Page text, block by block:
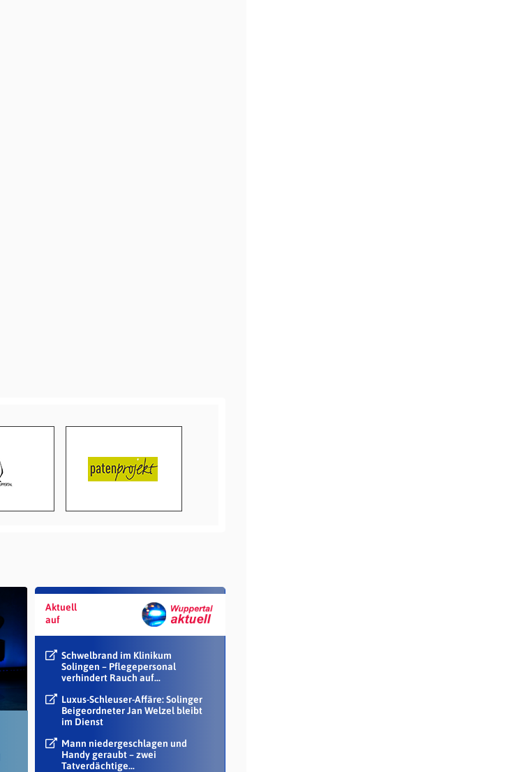
Aktuell
auf
Schwelbrand im Klinikum
Solingen – Pflegepersonal
verhindert Rauch auf...
Luxus-Schleuser-Affäre: Solinger
Beigeordneter Jan Welzel bleibt
im Dienst
Mann niedergeschlagen und
Handy geraubt – zwei
Tatverdächtige...